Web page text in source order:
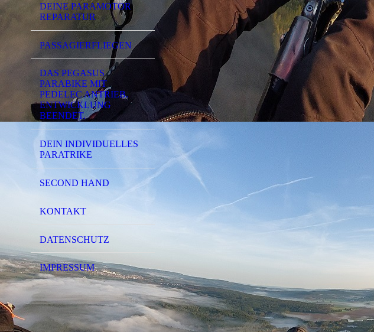
DEINE PARAMOTOR
REPARATUR
PASSAGIERFLIEGEN
DAS PEGASUS
PARABIKE MIT
PEDELEC ANTRIEB.
ENTWICKLUNG
BEENDET.
DEIN INDIVIDUELLES
PARATRIKE
SECOND HAND
KONTAKT
DATENSCHUTZ
IMPRESSUM